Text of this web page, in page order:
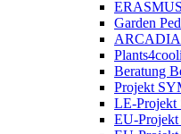
Garden
ARCADIA
Beratung
Projekt
LE-Projekt
EU-